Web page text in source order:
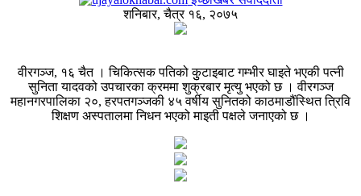
शनिबार, चैत्र १६, २०७५
वीरगञ्ज, १६ चैत । चिकित्सक पतिको कुुटाइबाट गम्भीर घाइते भएकी पत्नी
सुनिता यादवको उपचारका क्रममा शुक्रबार मृत्यु भएको छ । वीरगञ्ज
महानगरपालिका २०, हरपतगञ्जकी ४५ वर्षीय सुनितको काठमाडौंस्थित त्रिवि
शिक्षण अस्पतालमा निधन भएको माइती पक्षले जनाएको छ ।